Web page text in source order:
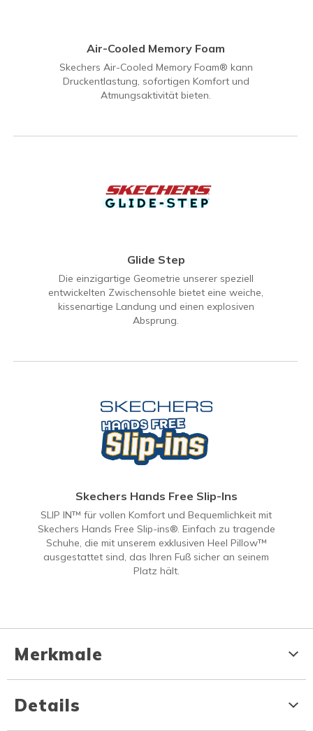
Air-Cooled Memory Foam
Skechers Air-Cooled Memory Foam® kann
Druckentlastung, sofortigen Komfort und
Atmungsaktivität bieten.
Glide Step
Die einzigartige Geometrie unserer speziell
entwickelten Zwischensohle bietet eine weiche,
kissenartige Landung und einen explosiven
Absprung.
Skechers Hands Free Slip-Ins
SLIP IN™ für vollen Komfort und Bequemlichkeit mit
Skechers Hands Free Slip-ins®. Einfach zu tragende
Schuhe, die mit unserem exklusiven Heel Pillow™
ausgestattet sind, das Ihren Fuß sicher an seinem
Platz hält.
Merkmale
Details